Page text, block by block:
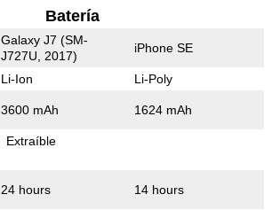
Batería
Galaxy J7 (SM-
J727U, 2017)
iPhone SE
Li-Ion Li-Poly
3600 mAh 1624 mAh
Extraíble
24 hours 14 hours